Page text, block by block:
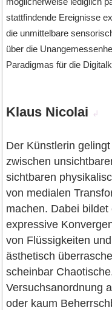
stattfindende Ereignisse
die unmittelbare
über die
Paradigmas für die
Klaus Nicolai ↲
Der Künstlerin
zwischen
sichtbaren
von medialen
machen. Dabei
expressive
von Flüssigkeiten
ästhetisch
scheinbar
Versuchsanordnung
oder kaum